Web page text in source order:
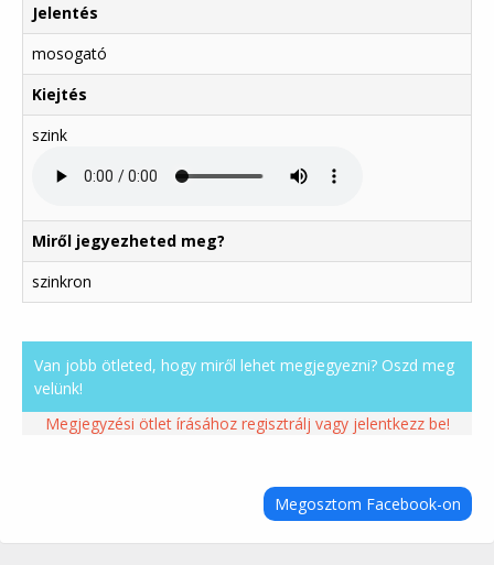
Jelentés
mosogató
Kiejtés
szink
Miről jegyezheted meg?
szinkron
Van jobb ötleted, hogy miről lehet megjegyezni? Oszd meg
velünk!
Megjegyzési ötlet írásához regisztrálj vagy jelentkezz be!
Megosztom Facebook-on